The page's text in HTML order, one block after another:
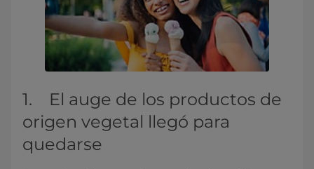
1. El auge de los productos de
origen vegetal llegó para
quedarse